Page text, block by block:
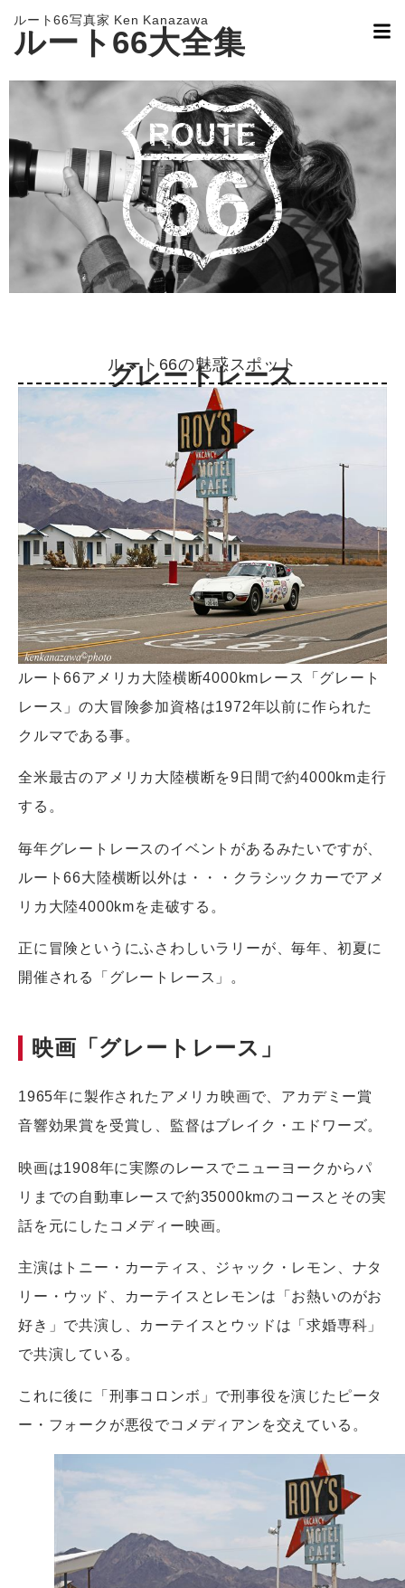
ルート66写真家 Ken Kanazawa
ルート66大全集
ルート66の魅惑スポット
グレートレース
ルート66アメリカ大陸横断4000kmレース「グレート
レース」の大冒険参加資格は1972年以前に作られた
クルマである事。
全米最古のアメリカ大陸横断を9日間で約4000km走行
する。
毎年グレートレースのイベントがあるみたいですが、
ルート66大陸横断以外は・・・クラシックカーでアメ
リカ大陸4000kmを走破する。
正に冒険というにふさわしいラリーが、毎年、初夏に
開催される「グレートレース」。
映画「グレートレース」
1965年に製作されたアメリカ映画で、アカデミー賞
音響効果賞を受賞し、監督はブレイク・エドワーズ。
映画は1908年に実際のレースでニューヨークからパ
リまでの自動車レースで約35000kmのコースとその実
話を元にしたコメディー映画。
主演はトニー・カーティス、ジャック・レモン、ナタ
リー・ウッド、カーテイスとレモンは「お熱いのがお
好き」で共演し、カーテイスとウッドは「求婚専科」
で共演している。
これに後に「刑事コロンボ」で刑事役を演じたピータ
ー・フォークが悪役でコメディアンを交えている。